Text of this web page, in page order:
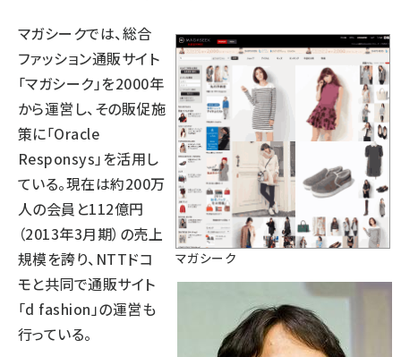
マガシーク
マガシークでは、総合
ファッション通販サイト
「マガシーク」を2000年
から運営し、その販促施
策に「Oracle
Responsys」を活用し
ている。現在は約200万
人の会員と112億円
（2013年3月期）の売上
規模を誇り、NTTドコ
モと共同で通販サイト
「d fashion」の運営も
行っている。